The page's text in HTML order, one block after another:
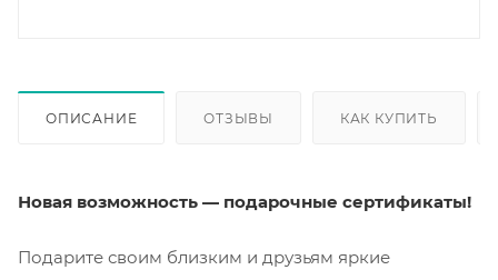
ОПИСАНИЕ ОТЗЫВЫ КАК КУПИТЬ
Новая возможность — подарочные сертификаты!
Подарите своим близким и друзьям яркие